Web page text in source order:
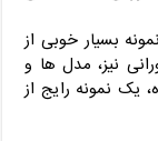
بسیار خوبی از
نیز، مدل ها و
یک نمونه رایج از